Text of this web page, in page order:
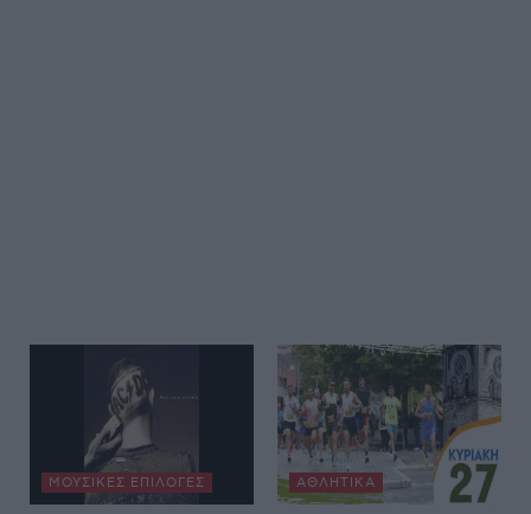
ΜΟΥΣΙΚΈΣ ΕΠΙΛΟΓΈΣ ΑΘΛΗΤΙΚΆ